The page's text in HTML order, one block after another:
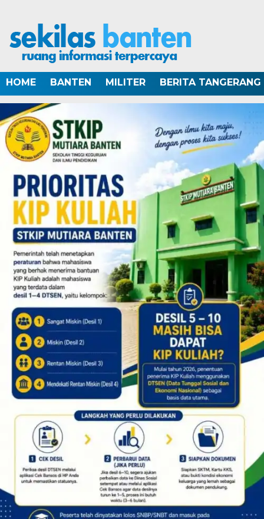
HOME BANTEN MILITER BERITA TANGERANG